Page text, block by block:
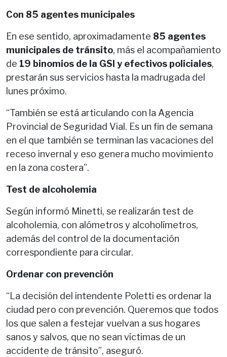
Con 85 agentes municipales
En ese sentido, aproximadamente 85 agentes
municipales de tránsito, más el acompañamiento
de 19 binomios de la GSI y efectivos policiales,
prestarán sus servicios hasta la madrugada del
lunes próximo.
“También se está articulando con la Agencia
Provincial de Seguridad Vial. Es un fin de semana
en el que también se terminan las vacaciones del
receso invernal y eso genera mucho movimiento
en la zona costera”.
Test de alcoholemia
Según informó Minetti, se realizarán test de
alcoholemia, con alómetros y alcoholímetros,
además del control de la documentación
correspondiente para circular.
Ordenar con prevención
“La decisión del intendente Poletti es ordenar la
ciudad pero con prevención. Queremos que todos
los que salen a festejar vuelvan a sus hogares
sanos y salvos, que no sean víctimas de un
accidente de tránsito”, aseguró.